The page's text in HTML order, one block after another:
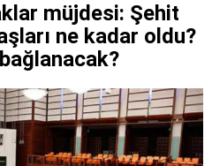
müjdesi: Şehit
ne kadar oldu?